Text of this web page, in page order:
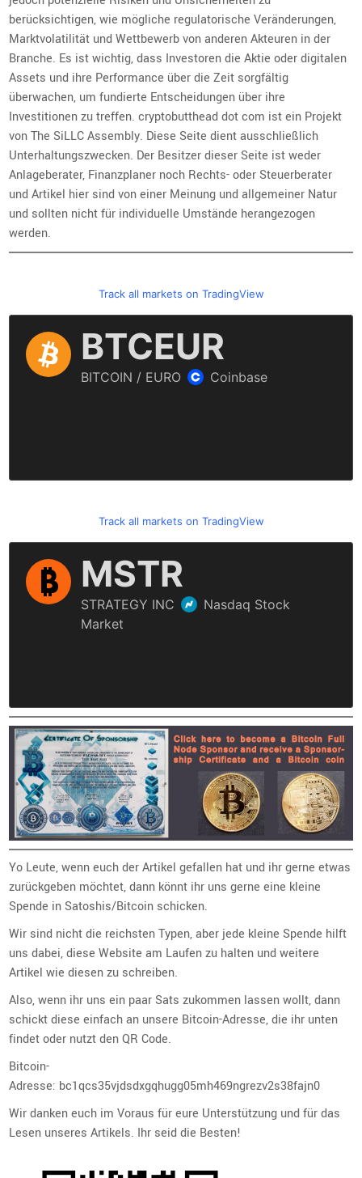
berücksichtigen, wie mögliche regulatorische Veränderungen,
Marktvolatilität und Wettbewerb von anderen Akteuren in der
Branche. Es ist wichtig, dass Investoren die Aktie oder digitalen
Assets und ihre Performance über die Zeit sorgfältig
überwachen, um fundierte Entscheidungen über ihre
Investitionen zu treffen. cryptobutthead dot com ist ein Projekt
von The SiLLC Assembly. Diese Seite dient ausschließlich
Unterhaltungszwecken. Der Besitzer dieser Seite ist weder
Anlageberater, Finanzplaner noch Rechts- oder Steuerberater
und Artikel hier sind von einer Meinung und allgemeiner Natur
und sollten nicht für individuelle Umstände herangezogen
werden.
Track all markets on TradingView
Track all markets on TradingView
Yo Leute, wenn euch der Artikel gefallen hat und ihr gerne etwas
zurückgeben möchtet, dann könnt ihr uns gerne eine kleine
Spende in Satoshis/Bitcoin schicken.
Wir sind nicht die reichsten Typen, aber jede kleine Spende hilft
uns dabei, diese Website am Laufen zu halten und weitere
Artikel wie diesen zu schreiben.
Also, wenn ihr uns ein paar Sats zukommen lassen wollt, dann
schickt diese einfach an unsere Bitcoin-Adresse, die ihr unten
findet oder nutzt den QR Code.
Bitcoin-
Adresse: bc1qcs35vjdsdxgqhugg05mh469ngrezv2s38fajn0
Wir danken euch im Voraus für eure Unterstützung und für das
Lesen unseres Artikels. Ihr seid die Besten!